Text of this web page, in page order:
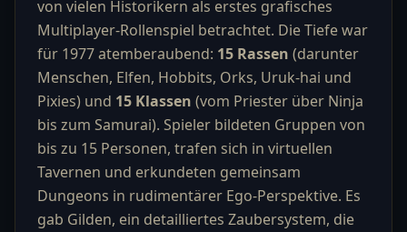
von vielen Historikern als erstes grafisches
Multiplayer-Rollenspiel betrachtet. Die Tiefe war
für 1977 atemberaubend: 15 Rassen (darunter
Menschen, Elfen, Hobbits, Orks, Uruk-hai und
Pixies) und 15 Klassen (vom Priester über Ninja
bis zum Samurai). Spieler bildeten Gruppen von
bis zu 15 Personen, trafen sich in virtuellen
Tavernen und erkundeten gemeinsam
Dungeons in rudimentärer Ego-Perspektive. Es
gab Gilden, ein detailliertes Zaubersystem, die